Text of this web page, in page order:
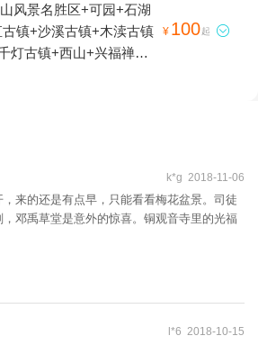
风景名胜区+可园+石湖
镇+沙溪古镇+木渎古镇
灯古镇+西山+兴福禅寺
东山+同里古镇+寒山寺
+枫桥苑+枫桥古镇+周
讲寺+罗星洲+耦园+渔洋
光园+中国刺绣艺术馆
巷村+太仓玫瑰庄园+重
区+张家港凤凰山景区
¥ 100起 
k*g 2018-11-06
来的还是有点早，只能看看梅花盆景。司徒
邓禹草堂是意外的惊喜。铜观音寺里的光福
l*6 2018-10-15